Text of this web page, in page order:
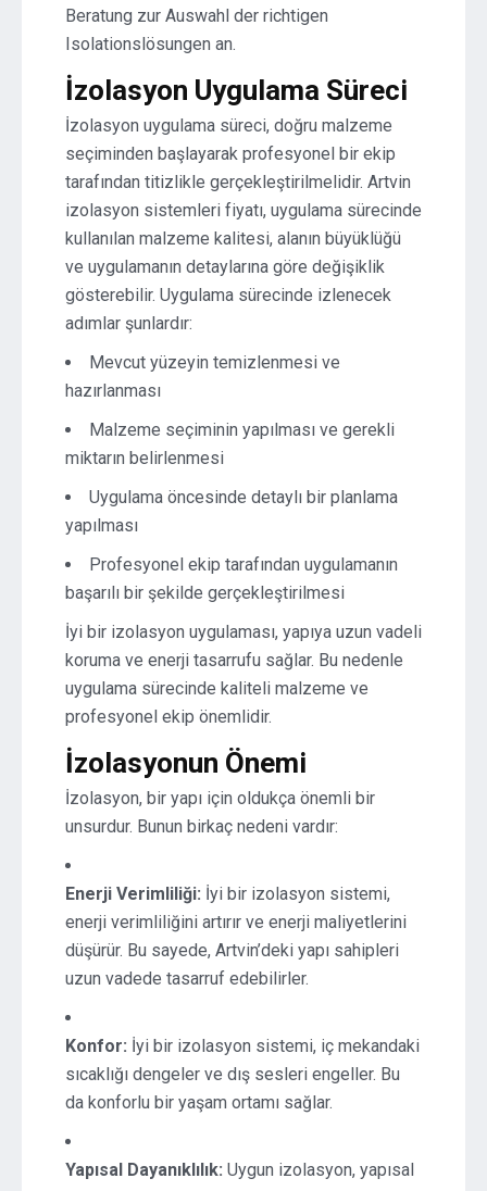
Beratung zur Auswahl der richtigen
Isolationslösungen an.
İzolasyon Uygulama Süreci
İzolasyon uygulama süreci, doğru malzeme
seçiminden başlayarak profesyonel bir ekip
tarafından titizlikle gerçekleştirilmelidir. Artvin
izolasyon sistemleri fiyatı, uygulama sürecinde
kullanılan malzeme kalitesi, alanın büyüklüğü
ve uygulamanın detaylarına göre değişiklik
gösterebilir. Uygulama sürecinde izlenecek
adımlar şunlardır:
Mevcut yüzeyin temizlenmesi ve
hazırlanması
Malzeme seçiminin yapılması ve gerekli
miktarın belirlenmesi
Uygulama öncesinde detaylı bir planlama
yapılması
Profesyonel ekip tarafından uygulamanın
başarılı bir şekilde gerçekleştirilmesi
İyi bir izolasyon uygulaması, yapıya uzun vadeli
koruma ve enerji tasarrufu sağlar. Bu nedenle
uygulama sürecinde kaliteli malzeme ve
profesyonel ekip önemlidir.
İzolasyonun Önemi
İzolasyon, bir yapı için oldukça önemli bir
unsurdur. Bunun birkaç nedeni vardır:
Enerji Verimliliği: İyi bir izolasyon sistemi,
enerji verimliliğini artırır ve enerji maliyetlerini
düşürür. Bu sayede, Artvin’deki yapı sahipleri
uzun vadede tasarruf edebilirler.
Konfor: İyi bir izolasyon sistemi, iç mekandaki
sıcaklığı dengeler ve dış sesleri engeller. Bu
da konforlu bir yaşam ortamı sağlar.
Yapısal Dayanıklılık: Uygun izolasyon, yapısal